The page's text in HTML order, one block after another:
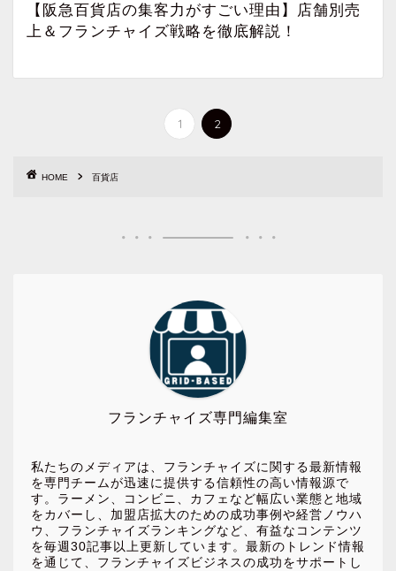
【阪急百貨店の集客力がすごい理由】店舗別売
上＆フランチャイズ戦略を徹底解説！
1 2
HOME 百貨店
フランチャイズ専門編集室
私たちのメディアは、フランチャイズに関する最新情報
を専門チームが迅速に提供する信頼性の高い情報源で
す。ラーメン、コンビニ、カフェなど幅広い業態と地域
をカバーし、加盟店拡大のための成功事例や経営ノウハ
ウ、フランチャイズランキングなど、有益なコンテンツ
を毎週30記事以上更新しています。最新のトレンド情報
を通じて、フランチャイズビジネスの成功をサポートし